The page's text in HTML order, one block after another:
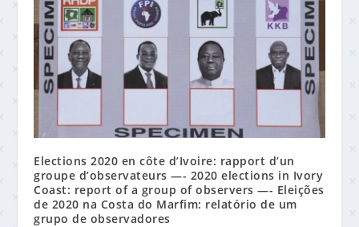
Elections 2020 en côte d’Ivoire: rapport d’un
groupe d’observateurs —- 2020 elections in Ivory
Coast: report of a group of observers —- Eleições
de 2020 na Costa do Marfim: relatório de um
grupo de observadores